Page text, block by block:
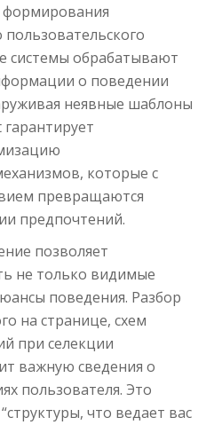
формирования
системы обрабатывают
о поведении
неявные шаблоны
которые с
превращаются
предпочтений.
позволяет
не только видимые
поведения. Разбор
на странице, схем
при селекции
важную сведения о
пользователя. Это
что ведает вас